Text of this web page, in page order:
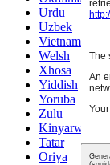
Urdu
Uzbek
Vietnamese
Welsh
Xhosa
Yiddish
Yoruba
Zulu
Kinyarwanda
Tatar
Oriya